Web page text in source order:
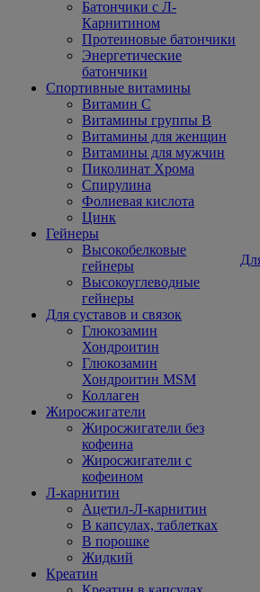
Батончики с Л-
Карнитином
Протеиновые батончики
Энергетические
батончики
Спортивные витамины
Витамин С
Витамины группы В
Витамины для женщин
Витамины для мужчин
Пиколинат Хрома
Спирулина
Фолиевая кислота
Цинк
Гейнеры
Высокобелковые
гейнеры
Высокоуглеводные
гейнеры
Для суставов и связок
Глюкозамин
Хондроитин
Глюкозамин
Хондроитин MSM
Коллаген
Жиросжигатели
Жиросжигатели без
кофеина
Жиросжигатели с
кофеином
Л-карнитин
Ацетил-Л-карнитин
В капсулах, таблетках
В порошке
Жидкий
Креатин